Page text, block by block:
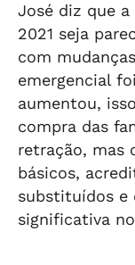
José diz que
2021 seja
com
emergencial
aumentou,
compra das
retração, mas
básicos,
substituídos e
significativa